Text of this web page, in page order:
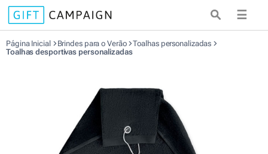
☰
Página Inicial Brindes para o Verão
Toalhas personalizadas
Toalhas desportivas personalizadas